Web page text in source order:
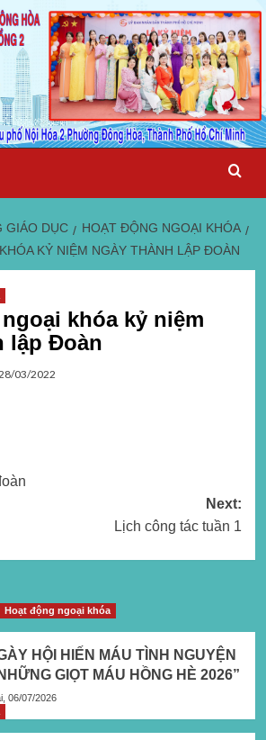
GIÁO DỤC
HOẠT ĐỘNG NGOẠI KHÓA
KỶ NIỆM NGÀY THÀNH LẬP ĐOÀN
khóa kỷ niệm
lập Đoàn
03/2022
Next:
Lịch công tác tuần 1
Hoạt động ngoại khóa
HỘI HIẾN MÁU TÌNH NGUYỆN
GIỌT MÁU HỒNG HÈ 2026”
06/07/2026